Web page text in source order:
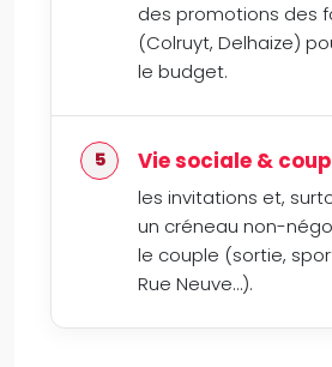
des promotions des
(Colruyt, Delhaize)
le budget.
Vie sociale &
les invitations et,
un créneau non-
le couple (sortie,
Rue Neuve…).